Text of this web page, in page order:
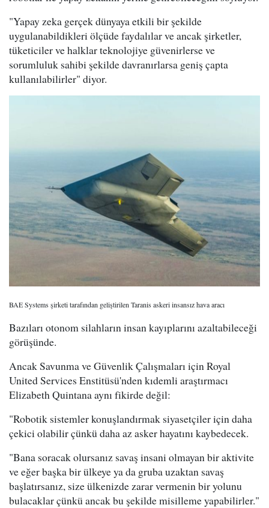
"Yapay zeka gerçek dünyaya etkili bir şekilde
uygulanabildikleri ölçüde faydalılar ve ancak şirketler,
tüketiciler ve halklar teknolojiye güvenirlerse ve
sorumluluk sahibi şekilde davranırlarsa geniş çapta
kullanılabilirler" diyor.
BAE Systems şirketi tarafından geliştirilen Taranis askeri insansız hava aracı
Bazıları otonom silahların insan kayıplarını azaltabileceği
görüşünde.
Ancak Savunma ve Güvenlik Çalışmaları için Royal
United Services Enstitüsü'nden kıdemli araştırmacı
Elizabeth Quintana aynı fikirde değil:
"Robotik sistemler konuşlandırmak siyasetçiler için daha
çekici olabilir çünkü daha az asker hayatını kaybedecek.
"Bana soracak olursanız savaş insani olmayan bir aktivite
ve eğer başka bir ülkeye ya da gruba uzaktan savaş
başlatırsanız, size ülkenizde zarar vermenin bir yolunu
bulacaklar çünkü ancak bu şekilde misilleme yapabilirler."